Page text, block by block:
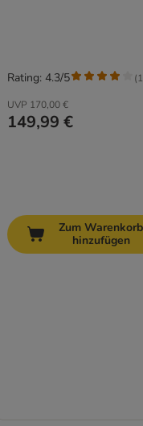
UVP 170,00 €
149,99 €
Rating: 4.3/5 (
Zum Warenkorb
hinzufügen